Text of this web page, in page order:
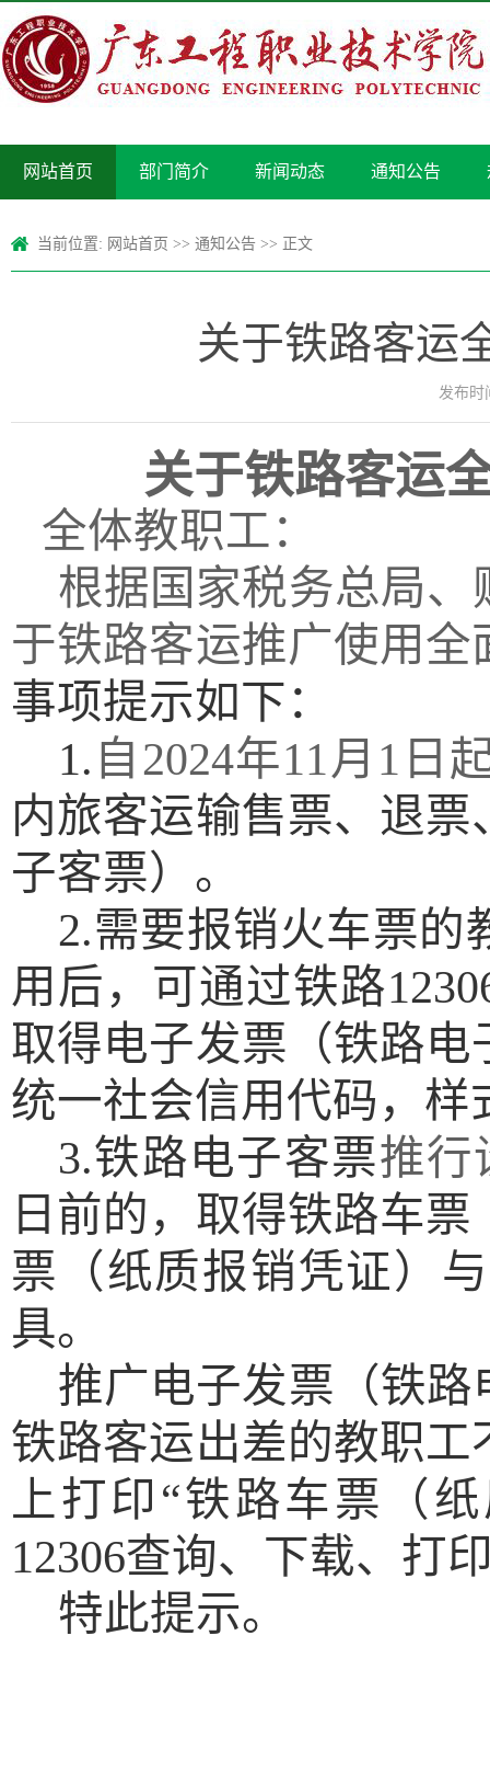
网站首页 部门简介 新闻动态 通知公告
当前位置: 网站首页 >> 通知公告 >> 正文
关于铁路客运
发布时
关于铁路客运
全体教职工：
根据国家税务总局
于铁路客运推广使用
事项提示如下：
1. 自2024年11月1日
内旅客运输售票、退
子客票）。
2.需要报销火车票的
用后，可通过铁路
取得电子发票（铁路
统一社会信用代码，样
3.铁路电子客票推行
日前的，取得铁路车
票（纸质报销凭证）
具。
推广电子发票（铁
铁路客运出差的教职
上打印 “铁路车票（
12306查询、下载、打
特此提示。